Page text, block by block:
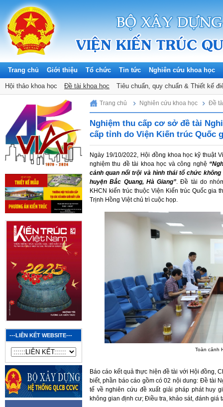
Trang chủ Giới thiệu Tổ chức Tin tức
Thông báo Tuyển dụng Tin hoạt động KHCN Đảng, Đoàn thể
Nghiên cứu khoa học
Hội thảo khoa học Đề tài khoa học Tiêu chuẩn, quy chuẩn & Thiết kế
Sunday, 09/08/2026
---LIÊN KẾT WEBSITE---
Trang chủ Nghiên cứu khoa học Đề
Nghiệm thu cấp cơ sở đề tài
cấp tỉnh do Viện Kiến trúc Quốc
Ngày 19/10/2022, Hội đồng khoa học kỹ thuật
nghiệm thu đề tài khoa học và công nghệ
cảnh quan nổi trội và hình thái tổ chức
huyện Bắc Quang, Hà Giang”. Đề tài do
KHCN kiến trúc thuộc Viện Kiến trúc Quốc gia
Trịnh Hồng Việt chủ trì cuộc họp.
Toàn cảnh
Báo cáo kết quả thực hiện đề tài với Hội đồng,
biết, phần báo cáo gồm có 02 nội dung: Đề tài
tế về nghiên cứu đề xuất giải pháp phát huy
không gian định cư; Điều tra, khảo sát, đánh giá